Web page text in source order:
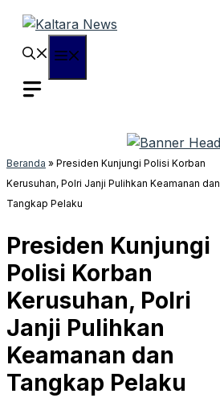
Langsung
Beranda » Presiden Kunjungi Polisi Korban
Kerusuhan, Polri Janji Pulihkan Keamanan dan
Tangkap Pelaku
Presiden Kunjungi
Polisi Korban
Kerusuhan, Polri
Janji Pulihkan
Keamanan dan
Tangkap Pelaku